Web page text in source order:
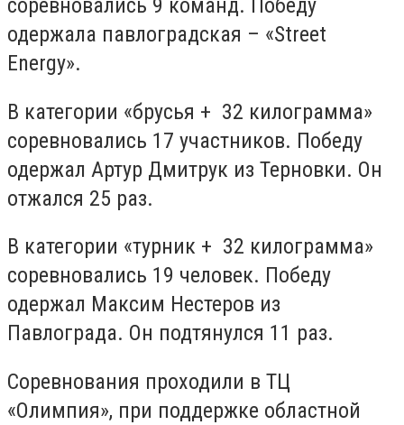
соревновались 9 команд. Победу
одержала павлоградская – «Street
Energy».
В категории «брусья + 32 килограмма»
соревновались 17 участников. Победу
одержал Артур Дмитрук из Терновки. Он
отжался 25 раз.
В категории «турник + 32 килограмма»
соревновались 19 человек. Победу
одержал Максим Нестеров из
Павлограда. Он подтянулся 11 раз.
Соревнования проходили в ТЦ
«Олимпия», при поддержке областной